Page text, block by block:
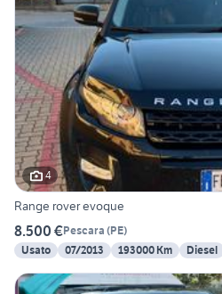
4
Range rover evoque
8.500 €Pescara (PE)
Usato
07/2013 193000 Km Diesel